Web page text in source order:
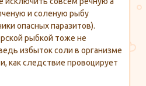
и соленую рыбу
опасных паразитов).
рыбкой тоже не
избыток соли в организме
как следствие провоцирует